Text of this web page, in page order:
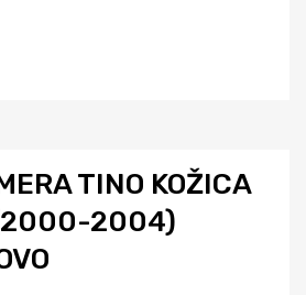
TINO KOŽICA
2004)